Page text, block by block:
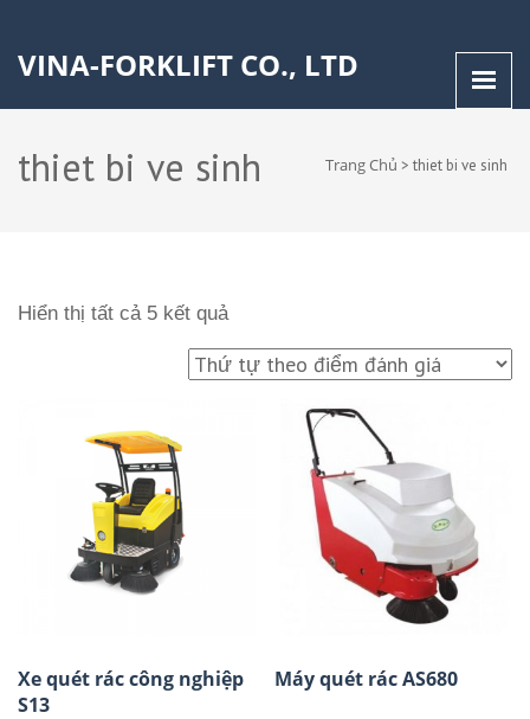
VINA-FORKLIFT CO., LTD
thiet bi ve sinh Trang Chủ > thiet bi ve sinh
Hiển thị tất cả 5 kết quả
Xe quét rác công nghiệp
S13
Máy quét rác AS680